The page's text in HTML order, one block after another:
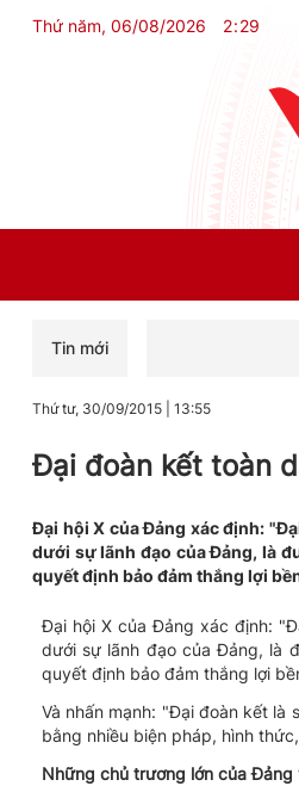
Thứ năm, 06/08/2026 2:29
Tin mới
Thứ tư, 30/09/2015 13:55
Đại đoàn kết toàn
Đại hội X của Đảng xác định:
dưới sự lãnh đạo của Đảng, là
quyết định bảo đảm thắng lợi
Đại hội X của Đảng xác định:
dưới sự lãnh đạo của Đảng, là
quyết định bảo đảm thắng lợi
Và nhấn mạnh: "Đại đoàn kết
bằng nhiều biện pháp, hình
Những chủ trương lớn của